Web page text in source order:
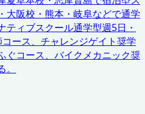
大阪校・熊本・岐阜などで通学
ィブスクール通学型週5日・
ース、チャレンジゲイト奨学
ぐコース、バイクメカニック奨